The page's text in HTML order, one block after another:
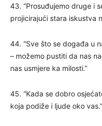
43. “Prosuđujemo druge i
projicirajući stara iskustva
44. “Sve što se događa u
– možemo pustiti da nas
nas usmjere ka milosti.”
45. “Kada se dobro
koja podiže i ljude oko vas.”